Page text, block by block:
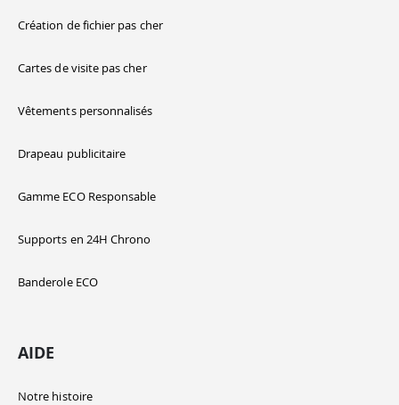
Création de fichier pas cher
Cartes de visite pas cher
Vêtements personnalisés
Drapeau publicitaire
Gamme ECO Responsable
Supports en 24H Chrono
Banderole ECO
AIDE
Notre histoire